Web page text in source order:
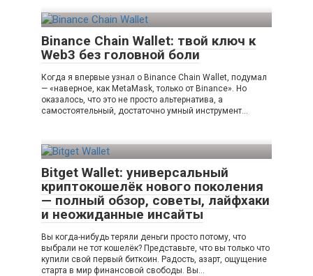
Binance Chain Wallet: твой ключ к
Web3 без головной боли
Когда я впервые узнал о Binance Chain Wallet, подумал
— «наверное, как MetaMask, только от Binance». Но
оказалось, что это не просто альтернатива, а
самостоятельный, достаточно умный инструмент…
Bitget Wallet: универсальный
криптокошелёк нового поколения
— полный обзор, советы, лайфхаки
и неожиданные инсайты
Вы когда-нибудь теряли деньги просто потому, что
выбрали не тот кошелёк? Представьте, что вы только что
купили свой первый биткоин. Радость, азарт, ощущение
старта в мир финансовой свободы. Вы…